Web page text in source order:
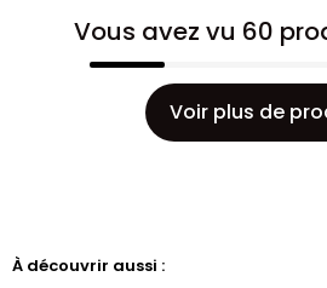
Vous avez vu 60
Voir plus de
À découvrir aussi :